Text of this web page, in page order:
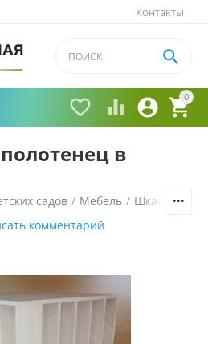
Контакты
0


 

в
садов / Мебель / Шкафчики,
комментарий